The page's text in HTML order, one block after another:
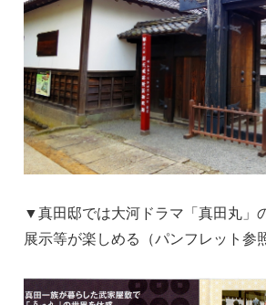
▼真田邸では大河ドラマ「真田丸」
展示等が楽しめる（パンフレット参